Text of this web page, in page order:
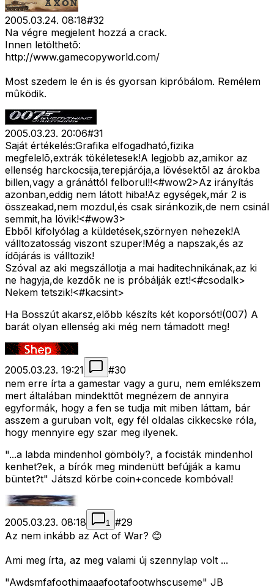
2005.03.24. 08:18#32
Na végre megjelent hozzá a crack.
Innen letölthetõ:
http://www.gamecopyworld.com/
Most szedem le én is és gyorsan kipróbálom. Remélem
mûködik.
2005.03.23. 20:06#31
Saját értékelés:Grafika elfogadható,fizika
megfelelõ,extrák tökéletesek!A legjobb az,amikor az
ellenség harckocsija,terepjárója,a lövésektõl az árokba
billen,vagy a gránáttól felborul!!<#wow2>Az irányítás
azonban,eddig nem látott hiba!Az egységek,már 2 is
összeakad,nem mozdul,és csak siránkozik,de nem csinál
semmit,ha lövik!<#wow3>
Ebbõl kifolyólag a küldetések,szörnyen nehezek!A
válltozatosság viszont szuper!Még a napszak,és az
ídõjárás is válltozik!
Szóval az aki megszállotja a mai haditechnikának,az ki
ne hagyja,de kezdõk ne is próbálják ezt!<#csodalk>
Nekem tetszik!<#kacsint>
Ha Bosszút akarsz,előbb készíts két koporsót!(007) A
barát olyan ellenség aki még nem támadott meg!
2005.03.23. 19:21 #30
nem erre írta a gamestar vagy a guru, nem emlékszem
mert általában mindekttõt megnézem de annyira
egyformák, hogy a fen se tudja mit miben láttam, bár
asszem a guruban volt, egy fél oldalas cikkecske róla,
hogy mennyire egy szar meg ilyenek.
"...a labda mindenhol gömböly?, a focisták mindenhol
kenhet?ek, a bírók meg mindenütt befújják a kamu
büntet?t" Játszd körbe coin+concede kombóval!
2005.03.23. 08:18 1 #29
Az nem inkább az Act of War? 😊
Ami meg írta, az meg valami új szennylap volt ...
"Awdsmfafoothimaaafootafootwhscuseme" JB